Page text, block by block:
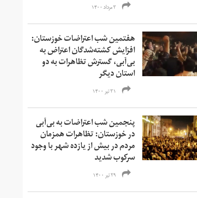
۳ مرداد ۱۴۰۰
هفتمین شب اعتراضات خوزستان:
افزایش کشته‌شدگان اعتراض به
بی‌آبی، گسترش تظاهرات به دو
استان دیگر
۳۱ تیر ۱۴۰۰
پنجمین شب اعتراضات به بی‌آبی
در خوزستان: تظاهرات همزمان
مردم در بیش از یازده شهر با وجود
سرکوب شدید
۲۹ تیر ۱۴۰۰